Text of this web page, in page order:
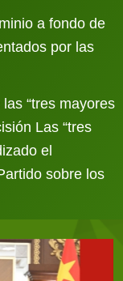
a fondo de
por las
“tres mayores
Las “tres
el
sobre los